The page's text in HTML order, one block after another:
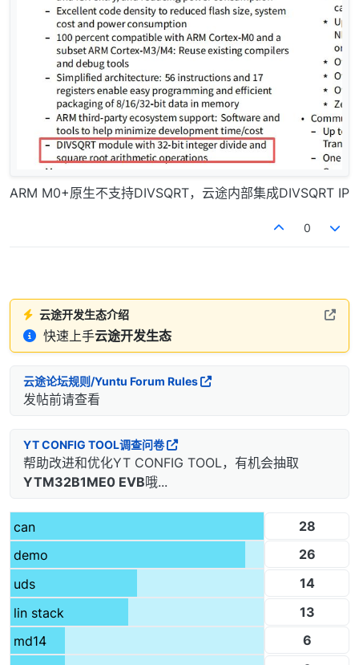
ARM M0+原生不支持DIVSQRT，云途内部集成DIVSQRT IP
0
云途开发生态介绍
快速上手云途开发生态
云途论坛规则/Yuntu Forum Rules
发帖前请查看
YT CONFIG TOOL调查问卷
帮助改进和优化YT CONFIG TOOL，有机会抽取
YTM32B1ME0 EVB哦...
can
28
demo
26
uds
14
lin stack
13
md14
6